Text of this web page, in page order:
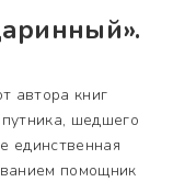
автора книг
шедшего
единственная
помощник